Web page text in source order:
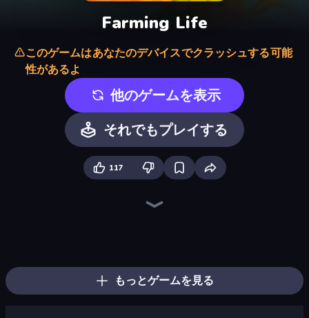
Farming Life
このゲームはあなたのデバイスでクラッシュする可能
性があるよ
他のゲームを表示
それでもプレイする
117
もっとゲームを見る